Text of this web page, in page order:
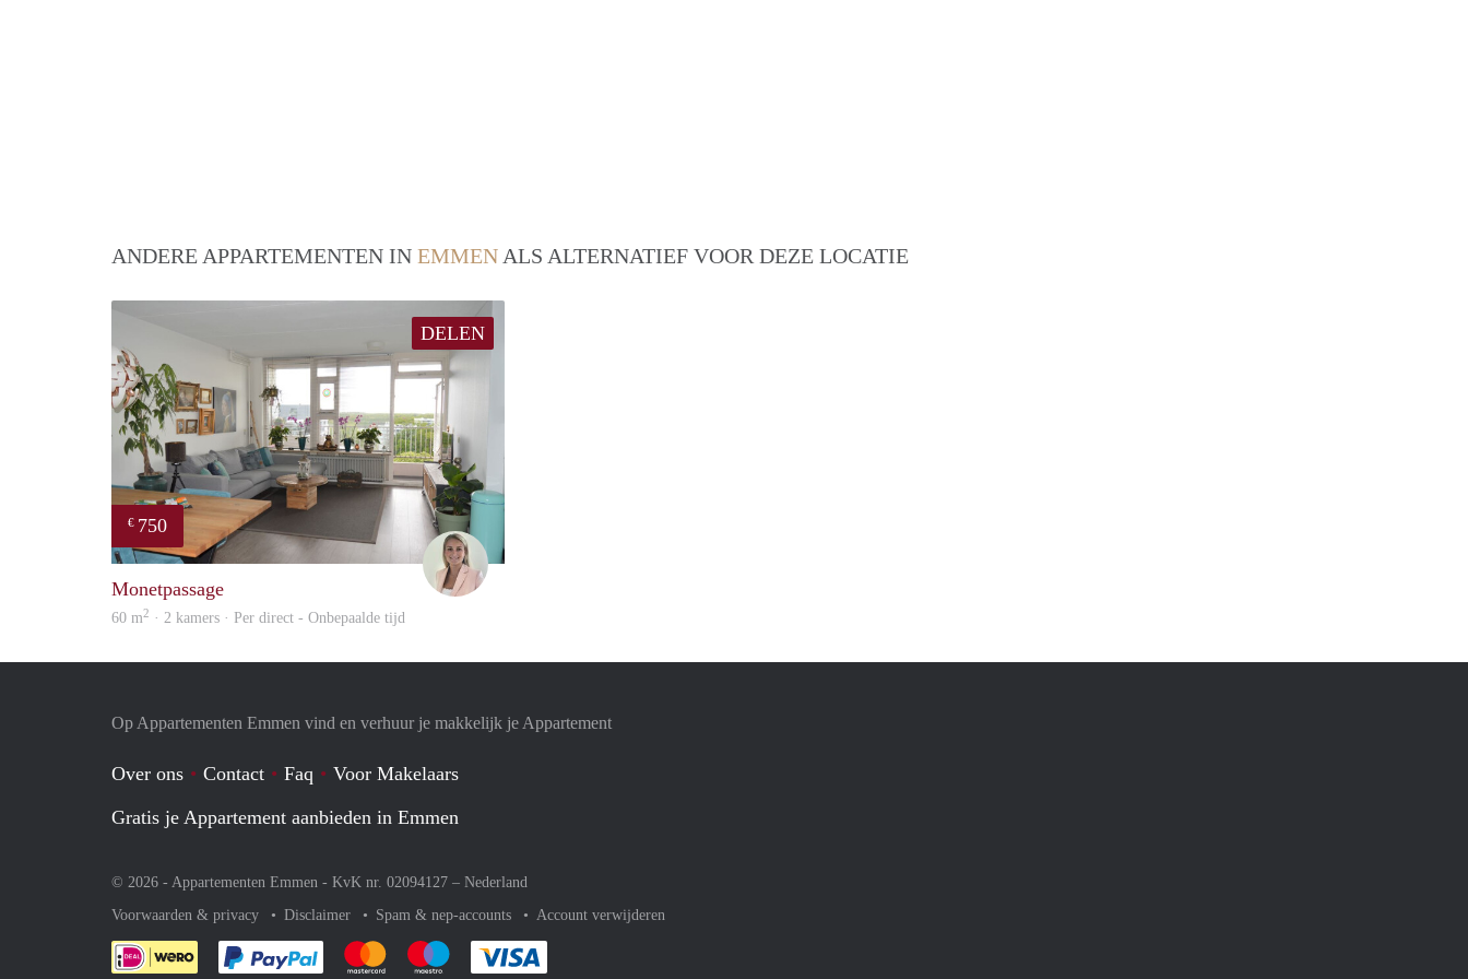
ANDERE APPARTEMENTEN IN EMMEN ALS ALTERNATIEF VOOR DEZE LOCATIE
DELEN
€ 750
Monetpassage
60 m2 · 2 kamers · Per direct - Onbepaalde tijd
Op Appartementen Emmen vind en verhuur je makkelijk je Appartement
Over ons Contact Faq
Voor Makelaars
Gratis je Appartement aanbieden in Emmen
© 2026 - Appartementen Emmen - KvK nr. 02094127 – Nederland
Voorwaarden & privacy
Disclaimer Spam & nep-accounts Account verwijderen
Je rekent gemakkelijk af met Paypal
Je rekent gemakkelijk af met Mastercard
Je rekent gemakkelijk af met Meastro